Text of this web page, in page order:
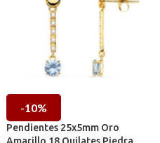
-10%
Pendientes 25x5mm Oro